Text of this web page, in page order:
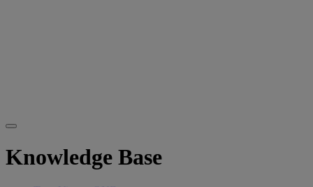
Knowledge Base